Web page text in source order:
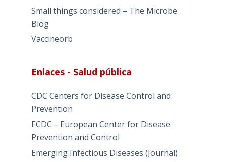
Small things considered – The Microbe
Blog
Vaccineorb
Enlaces - Salud pública
CDC Centers for Disease Control and
Prevention
ECDC – European Center for Disease
Prevention and Control
Emerging Infectious Diseases (Journal)